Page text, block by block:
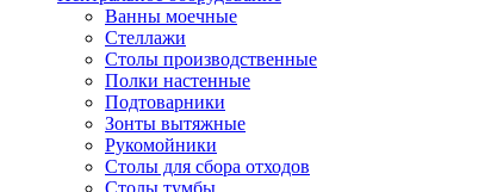
Ванны моечные
Стеллажи
Столы производственные
Полки настенные
Подтоварники
Зонты вытяжные
Рукомойники
Столы для сбора отходов
Столы тумбы